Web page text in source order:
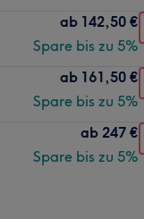
ab 142,50 €
Spare bis zu 5%
ab 161,50 €
Spare bis zu 5%
ab 247 €
Spare bis zu 5%